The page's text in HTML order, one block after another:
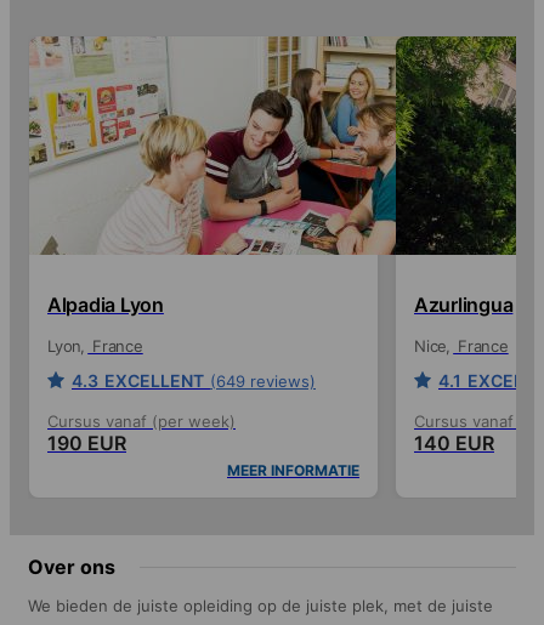
Alpadia Lyon
Lyon France
4.3 EXCELLENT (649 reviews)
Cursus vanaf (per week)
190 EUR
MEER INFORMATIE
Azurlingua
Nice France
4.1
Cursus vanaf
140 EUR
Over ons
We bieden de juiste opleiding op de juiste plek, met de juiste